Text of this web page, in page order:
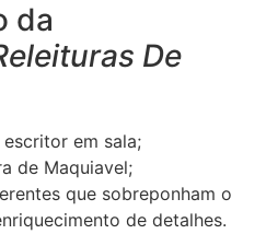
da
De
em sala;
de Maquiavel;
que sobreponham o
de detalhes.